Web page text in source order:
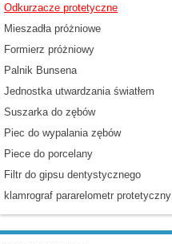
Odkurzacze protetyczne
Mieszadła próżniowe
Formierz próżniowy
Palnik Bunsena
Jednostka utwardzania światłem
Suszarka do zębów
Piec do wypalania zębów
Piece do porcelany
Filtr do gipsu dentystycznego
klamrograf pararelometr protetyczny